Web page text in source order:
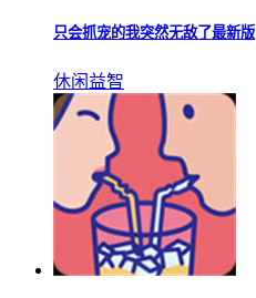
只会抓宠的我突然无敌了最新版
休闲益智